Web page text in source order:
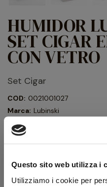
Questo sito web utilizza i
Utilizziamo i cookie per
HUMIDOR
SET CIGAR
CON VETRO
Set Cigar
COD: 0021001027
Marca: Lubinski
Humidor da 40 sigari in
tagliasigari e coperchio in
180,00 € 162,00